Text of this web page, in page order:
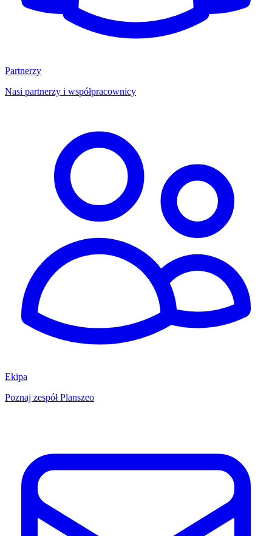
Partnerzy
Nasi partnerzy i współpracownicy
Ekipa
Poznaj zespół Planszeo